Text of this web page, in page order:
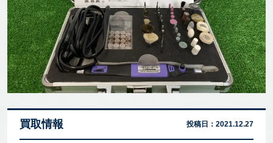
買取情報 投稿日： 2021.12.27